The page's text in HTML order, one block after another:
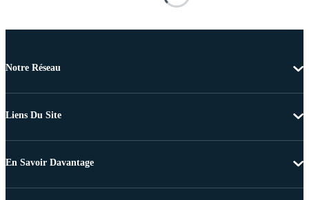
Notre Réseau
Liens Du Site
En Savoir Davantage